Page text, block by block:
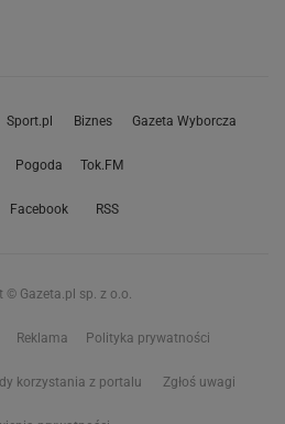
Sport.pl Biznes Gazeta Wyborcza
Pogoda Tok.FM
Facebook RSS
© Gazeta.pl sp. z o.o.
Reklama Polityka prywatności
korzystania z portalu Zgłoś uwagi